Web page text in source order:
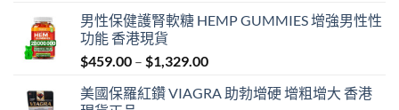
男性保健護腎軟糖 HEMP GUMMIES 增強男性性
功能 香港現貨
$459.00 – $1,329.00Price
$459.00
美國保羅紅鑽 VIAGRA 助勃增硬 增粗增大 香港